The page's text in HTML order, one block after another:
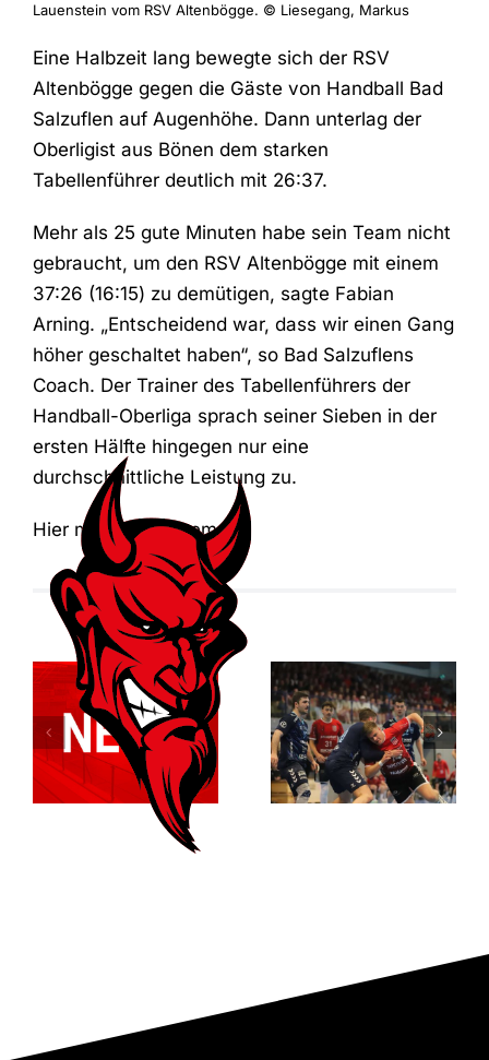
Lauenstein vom RSV Altenbögge. © Liesegang, Markus
Eine Halbzeit lang bewegte sich der RSV
Altenbögge gegen die Gäste von Handball Bad
Salzuflen auf Augenhöhe. Dann unterlag der
Oberligist aus Bönen dem starken
Tabellenführer deutlich mit 26:37.
Mehr als 25 gute Minuten habe sein Team nicht
gebraucht, um den RSV Altenbögge mit einem
37:26 (16:15) zu demütigen, sagte Fabian
Arning. „Entscheidend war, dass wir einen Gang
höher geschaltet haben“, so Bad Salzuflens
Coach. Der Trainer des Tabellenführers der
Handball-Oberliga sprach seiner Sieben in der
ersten Hälfte hingegen nur eine
durchschnittliche Leistung zu.
Hier mehr zum Thema
Relegationsspiel
abgesagt –
RSV verbleibt
in der
Verbandsliga
Dortmund
entreißt dem
RSV
Altenbögge
die